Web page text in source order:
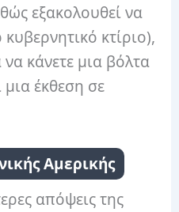
εξακολουθεί να
κυβερνητικό κτίριο),
κάνετε μια βόλτα
έκθεση σε
Αμερικής
απόψεις της